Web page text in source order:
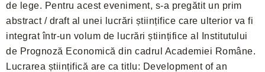
de lege. Pentru acest eveniment, s-a pregătit un prim
abstract / draft al unei lucrări științifice care ulterior va fi
integrat într-un volum de lucrări științifice al Institutului
de Prognoză Economică din cadrul Academiei Române.
Lucrarea științifică are ca titlu: Development of an